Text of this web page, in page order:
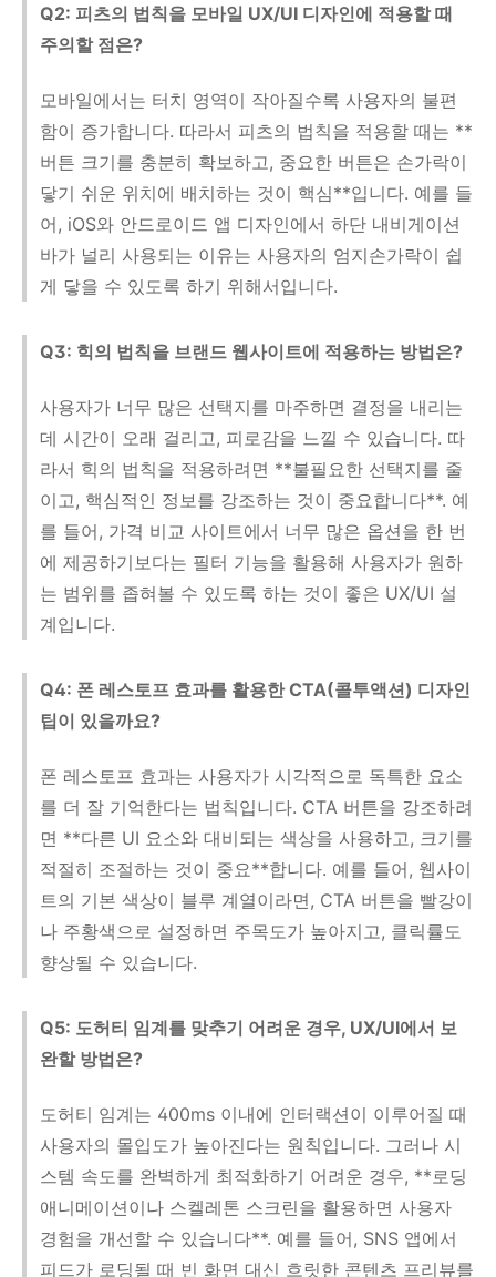
Q2: 피츠의 법칙을 모바일 UX/UI 디자인에 적용할 때
주의할 점은?
모바일에서는 터치 영역이 작아질수록 사용자의 불편
함이 증가합니다. 따라서 피츠의 법칙을 적용할 때는 **
버튼 크기를 충분히 확보하고, 중요한 버튼은 손가락이
닿기 쉬운 위치에 배치하는 것이 핵심**입니다. 예를 들
어, iOS와 안드로이드 앱 디자인에서 하단 내비게이션
바가 널리 사용되는 이유는 사용자의 엄지손가락이 쉽
게 닿을 수 있도록 하기 위해서입니다.
Q3: 힉의 법칙을 브랜드 웹사이트에 적용하는 방법은?
사용자가 너무 많은 선택지를 마주하면 결정을 내리는
데 시간이 오래 걸리고, 피로감을 느낄 수 있습니다. 따
라서 힉의 법칙을 적용하려면 **불필요한 선택지를 줄
이고, 핵심적인 정보를 강조하는 것이 중요합니다**. 예
를 들어, 가격 비교 사이트에서 너무 많은 옵션을 한 번
에 제공하기보다는 필터 기능을 활용해 사용자가 원하
는 범위를 좁혀볼 수 있도록 하는 것이 좋은 UX/UI 설
계입니다.
Q4: 폰 레스토프 효과를 활용한 CTA(콜투액션) 디자인
팁이 있을까요?
폰 레스토프 효과는 사용자가 시각적으로 독특한 요소
를 더 잘 기억한다는 법칙입니다. CTA 버튼을 강조하려
면 **다른 UI 요소와 대비되는 색상을 사용하고, 크기를
적절히 조절하는 것이 중요**합니다. 예를 들어, 웹사이
트의 기본 색상이 블루 계열이라면, CTA 버튼을 빨강이
나 주황색으로 설정하면 주목도가 높아지고, 클릭률도
향상될 수 있습니다.
Q5: 도허티 임계를 맞추기 어려운 경우, UX/UI에서 보
완할 방법은?
도허티 임계는 400ms 이내에 인터랙션이 이루어질 때
사용자의 몰입도가 높아진다는 원칙입니다. 그러나 시
스템 속도를 완벽하게 최적화하기 어려운 경우, **로딩
애니메이션이나 스켈레톤 스크린을 활용하면 사용자
경험을 개선할 수 있습니다**. 예를 들어, SNS 앱에서
피드가 로딩될 때 빈 화면 대신 흐릿한 콘텐츠 프리뷰를